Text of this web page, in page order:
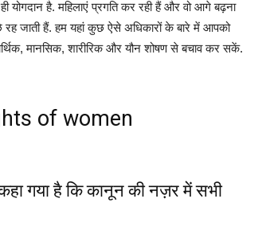
योगदान है. महिलाएं प्रगति कर रही हैं और वो आगे बढ़ना
रह जाती हैं. हम यहां कुछ ऐसे अधिकारों के बारे में आपको
मानसिक, शारीरिक और यौन शोषण से बचाव कर सकें.
of women
गया है कि कानून की नज़र में सभी